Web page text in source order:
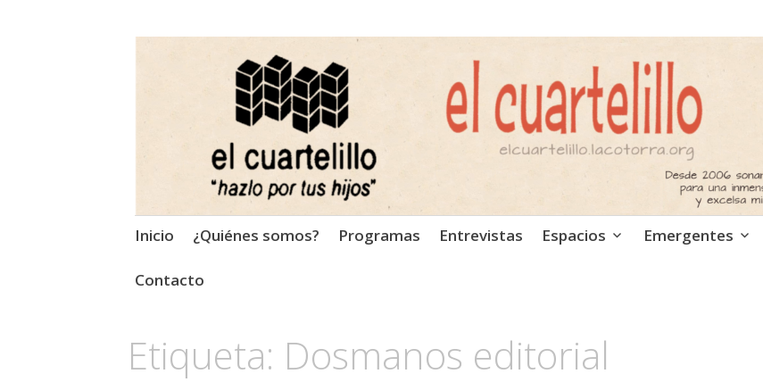
El Cuartelillo
Programa de radio de música independiente. Podcast
Saltar
contenido
Inicio ¿Quiénes somos? Programas Entrevistas Espacios Emergentes
Contacto
Etiqueta: Dosmanos editorial